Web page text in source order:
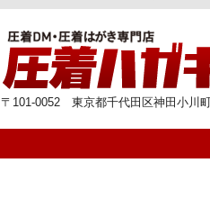
〒101-0052 東京都千代田区神田小川